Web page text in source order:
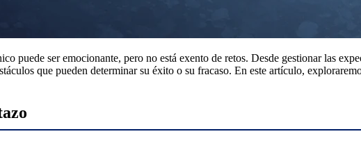
puede ser emocionante, pero no está exento de retos. Desde gestionar las
que pueden determinar su éxito o su fracaso. En este artículo,